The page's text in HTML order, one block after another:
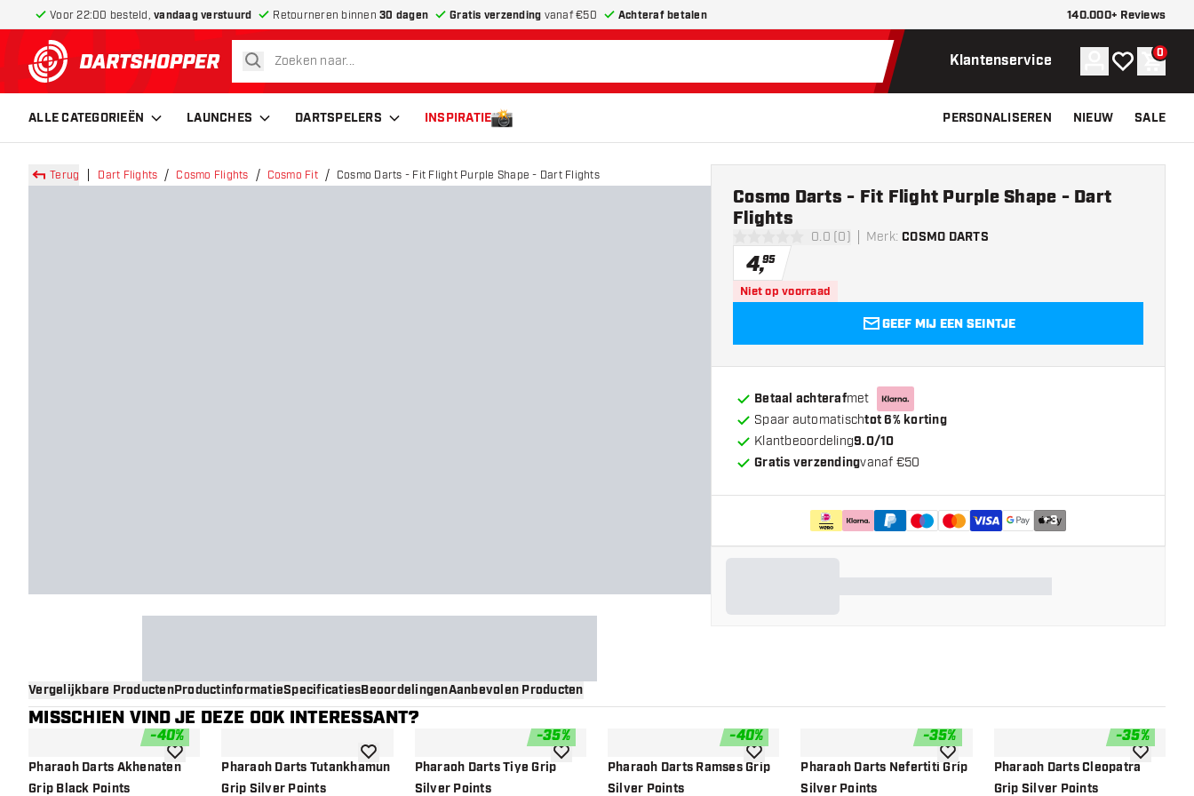
Voor 22:00 besteld, vandaag verstuurd Retourneren binnen 30 dagen Gratis verzending vanaf €50 Achteraf betalen 140.000+ Reviews
terug naar home pagina
zoeken Klantenservice Account
Mijn 0
ALLE CATEGORIEËN LAUNCHES DARTSPELERS INSPIRATIE PERSONALISEREN NIEUW SALE
Terug Dart Flights Cosmo Flights Cosmo Fit Cosmo Darts - Fit Flight Purple Shape - Dart Flights
0 score sterren0.0 (0) Merk: COSMO DARTS
Cosmo Darts - Fit Flight Purple Shape - Dart
Flights
4,95
Niet op voorraad
GEEF MIJ EEN SEINTJE
Betaal achterafmet
Spaar automatischtot 6% korting
Klantbeoordeling9.0/10
Gratis verzendingvanaf €50
+3
Vergelijkbare ProductenProductinformatieSpecificatiesBeoordelingenAanbevolen Producten
MISSCHIEN VIND JE DEZE OOK INTERESSANT?
-40%
Pharaoh Darts Akhenaten
Grip Black Points
toevoegen aan verlanglijst
Pharaoh Darts Tutankhamun
Grip Silver Points
toevoegen aan verlanglijst
-35%
Pharaoh Darts Tiye Grip
Silver Points
toevoegen aan verlanglijst
-40%
Pharaoh Darts Ramses Grip
Silver Points
toevoegen aan verlanglijst
-35%
Pharaoh Darts Nefertiti Grip
Silver Points
toevoegen aan verlanglijst
-35%
Pharaoh Darts Cleopatra
Grip Silver Points